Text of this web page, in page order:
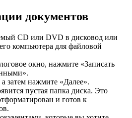
документов
CD или DVD в дисковод или
компьютера для файловой
окно, нажмите «Записать
затем нажмите «Далее».
пустая папка диска. Это
и готов к